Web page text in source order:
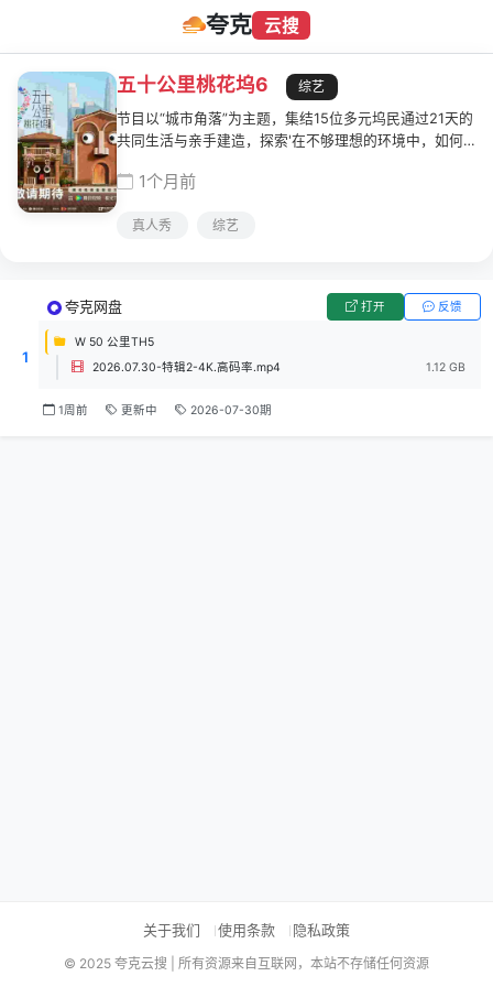
夸克 云搜
五十公里桃花坞6
综艺
节目以“城市角落”为主题，集结15位多元坞民通过21天的
共同生活与亲手建造，探索'在不够理想的环境中，如何
区再造与社交实验的'温暖成人童话'。
1个月前
真人秀 综艺
1
夸克网盘 打开 反馈
W 50 公里TH5
2026.07.30-特辑2-4K.高码率.mp4
1.12 GB
1周前 更新中 2026-07-30期
关于我们 使用条款 隐私政策
© 2025 夸克云搜 | 所有资源来自互联网，本站不存储任何资源